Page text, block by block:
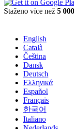
Staženo více než 5
English
Català
Čeština
Dansk
Deutsch
Ελληνικά
Español
Français
한국어
Italiano